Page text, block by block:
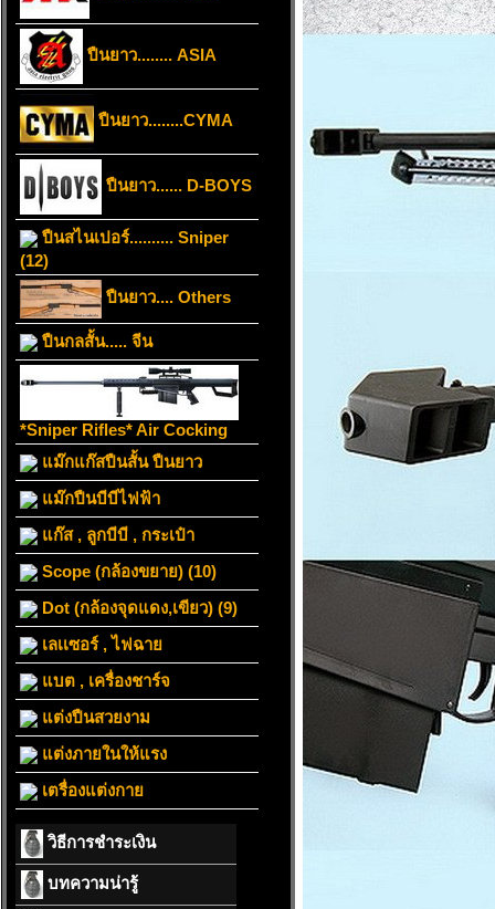
ปืนยาว........ ASIA
ปืนยาว........CYMA
ปืนยาว...... D-BOYS
ปืนสไนเปอร์.......... Sniper
(12)
ปืนยาว.... Others
ปืนกลสั้น..... จีน
*Sniper Rifles* Air Cocking
แม๊กแก๊สปืนสั้น ปืนยาว
แม๊กปืนบีบีไฟฟ้า
แก๊ส , ลูกบีบี , กระเป๋า
Scope (กล้องขยาย) (10)
Dot (กล้องจุดแดง,เขียว) (9)
เลเเซอร์ , ไฟฉาย
แบต , เครื่องชาร์จ
แต่งปืนสวยงาม
แต่งภายในให้แรง
เตรื่องแต่งกาย
วิธีการชำระเงิน
บทความน่ารู้